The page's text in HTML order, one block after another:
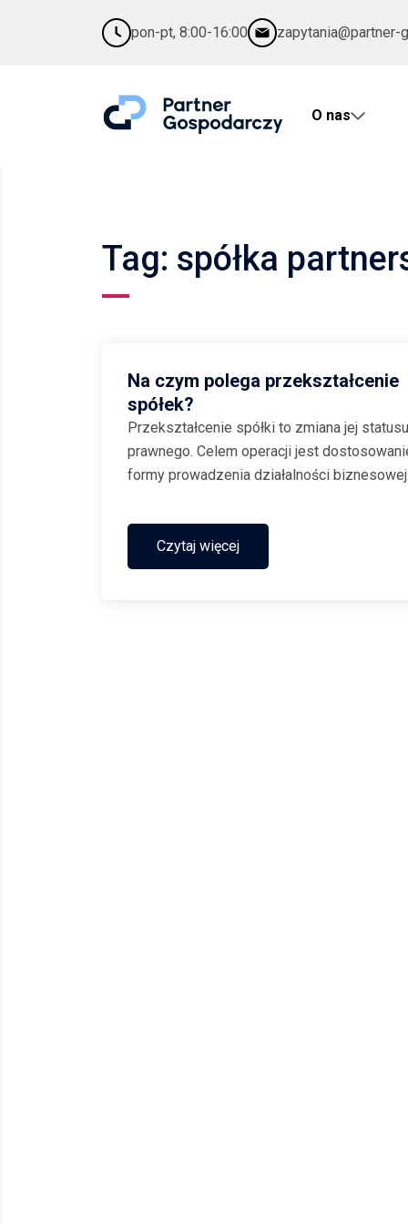
pon-pt, 8:00-16:00 zapytania@partner-
O nas
Tag: spółka
Na czym polega przekształcenie
spółek?
Przekształcenie spółki to zmiana jej statusu
prawnego. Celem operacji jest
formy prowadzenia działalności biznesowej
przepisów, ale też w celu czerpania
korzyści przez właścicieli. Jakie są
możliwości przekształcania...
Czytaj więcej